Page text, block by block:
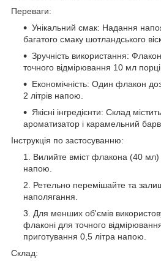
Переваги:
Унікальний смак: Надання
багатого смаку шотландського
Зручність використання:
точного відмірювання 10 мл
Економічність: Один флакон
2 літрів напою.
Якісні інгредієнти: Склад
ароматизатор і карамельний
Інструкція по застосуванню:
Вилийте вміст флакона (40 мл)
напою.
Ретельно перемішайте та
наполягання.
Для менших об'ємів
флаконі для точного
приготування 0,5 літра напою.
Склад: